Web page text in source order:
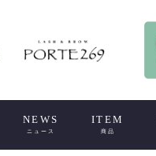
NEWS
ニュース
ITEM
商品